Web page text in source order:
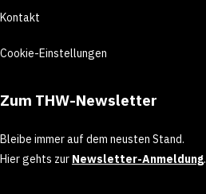
Kontakt
Cookie-Einstellungen
Zum THW-Newsletter
Bleibe immer auf dem neusten Stand.
Hier gehts zur Newsletter-Anmeldung.